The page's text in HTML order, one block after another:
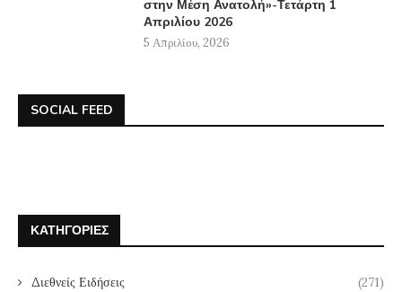
στην Μέση Ανατολή»-Τετάρτη 1
Απριλίου 2026
5 Απριλίου, 2026
SOCIAL FEED
ΚΑΤΗΓΟΡΊΕΣ
Διεθνείς Ειδήσεις (271)